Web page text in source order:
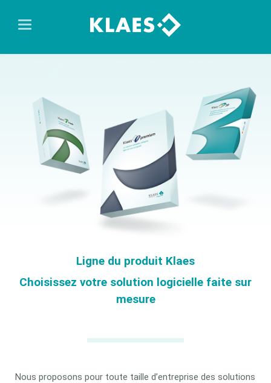
Ligne du produit Klaes
Choisissez votre solution logicielle faite sur
mesure
Nous proposons pour toute taille d’entreprise des solutions